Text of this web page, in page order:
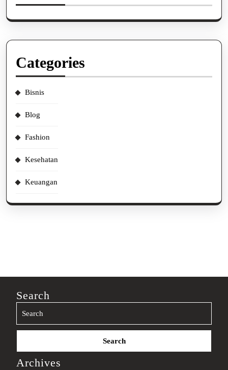
Categories
Bisnis
Blog
Fashion
Kesehatan
Keuangan
Search
Search
Archives